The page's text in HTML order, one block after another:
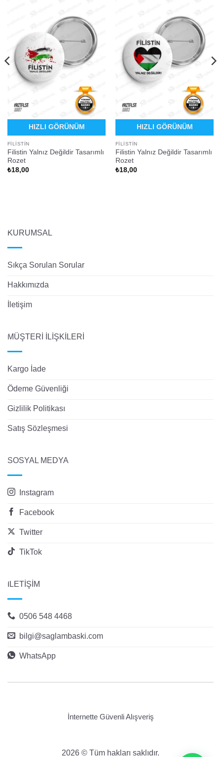
HIZLI GÖRÜNÜM
FILISTIN
Filistin Yalnız Değildir Tasarımlı
Rozet
₺18,00
HIZLI GÖRÜNÜM
FILISTIN
Filistin Yalnız Değildir Tasarımlı
Rozet
₺18,00
KURUMSAL
Sıkça Sorulan Sorular
Hakkımızda
İletişim
MÜŞTERİ İLİŞKİLERİ
Kargo İade
Ödeme Güvenliği
Gizlilik Politikası
Satış Sözleşmesi
SOSYAL MEDYA
Instagram
Facebook
Twitter
TikTok
İLETİŞİM
0506 548 4468
bilgi@saglambaski.com
WhatsApp
İnternette Güvenli Alışveriş
2026 © Tüm hakları saklıdır.